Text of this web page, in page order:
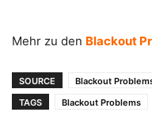
Mehr zu den Blackout
SOURCE
Blackout
TAGS
Blackout Problems